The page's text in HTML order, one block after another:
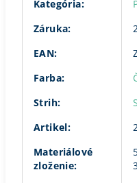
Kategória:
Záruka:
EAN:
Farba:
Strih:
Artikel:
Materiálové
zloženie: